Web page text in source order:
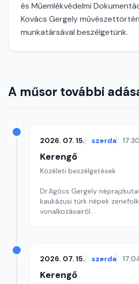
és Műemlékvédelmi
Kovács Gergely
munkatársával beszélgetünk.
A műsor további
2026. 07. 15. szerda 17:30
Kerengő
Közéleti beszélgetések
Dr.Agócs Gergely
kaukázusi türk népek
vonalkozásairól
2026. 07. 15. szerda
Kerengő